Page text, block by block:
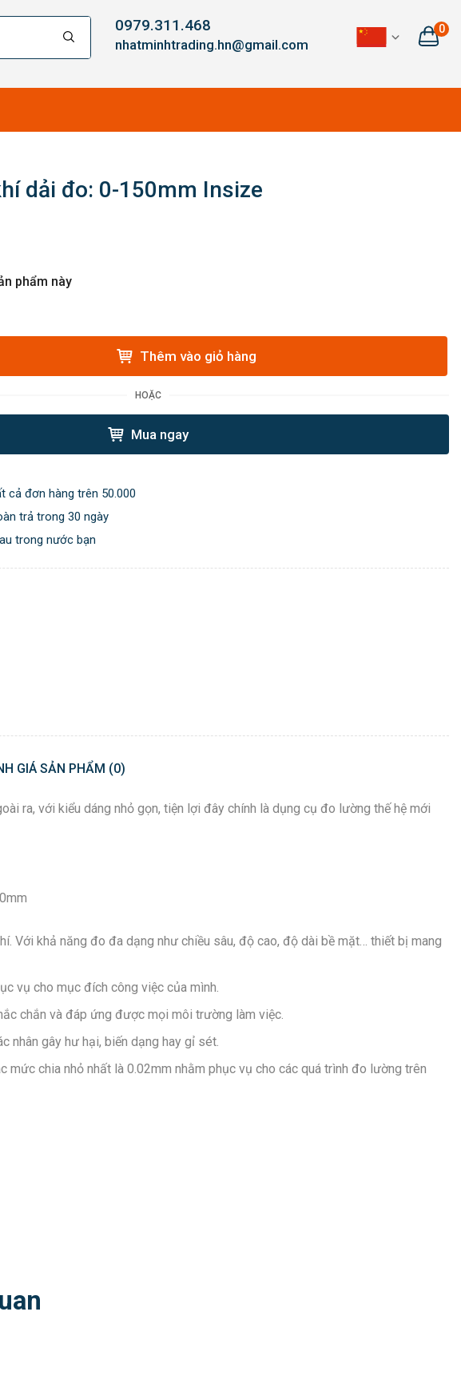
0979.311.468
nhatminhtrading.hn@gmail.com
0
dải đo: 0-150mm Insize
phẩm này
Thêm vào giỏ hàng
HOẶC
Mua ngay
cả đơn hàng trên 50.000
trả trong 30 ngày
trong nước bạn
GIÁ SẢN PHẨM (0)
ra, với kiểu dáng nhỏ gọn, tiện lợi đây chính là dụng cụ đo lường thế hệ mới
khả năng đo đa dạng như chiều sâu, độ cao, độ dài bề mặt… thiết bị mang
vụ cho mục đích công việc của mình.
chắn và đáp ứng được mọi môi trường làm việc.
nhân gây hư hại, biến dạng hay gỉ sét.
chia nhỏ nhất là 0.02mm nhằm phục vụ cho các quá trình đo lường trên